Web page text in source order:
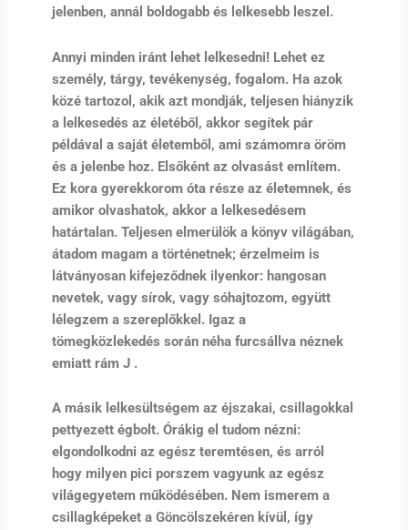
jelenben, annál boldogabb és lelkesebb leszel.
Annyi minden iránt lehet lelkesedni! Lehet ez
személy, tárgy, tevékenység, fogalom. Ha azok
közé tartozol, akik azt mondják, teljesen hiányzik
a lelkesedés az életéből, akkor segítek pár
példával a saját életemből, ami számomra öröm
és a jelenbe hoz. Elsőként az olvasást említem.
Ez kora gyerekkorom óta része az életemnek, és
amikor olvashatok, akkor a lelkesedésem
határtalan. Teljesen elmerülök a könyv világában,
átadom magam a történetnek; érzelmeim is
látványosan kifejeződnek ilyenkor: hangosan
nevetek, vagy sírok, vagy sóhajtozom, együtt
lélegzem a szereplőkkel. Igaz a
tömegközlekedés során néha furcsállva néznek
emiatt rám J .
A másik lelkesültségem az éjszakai, csillagokkal
pettyezett égbolt. Órákig el tudom nézni:
elgondolkodni az egész teremtésen, és arról
hogy milyen pici porszem vagyunk az egész
világegyetem működésében. Nem ismerem a
csillagképeket a Göncölszekéren kívül, így